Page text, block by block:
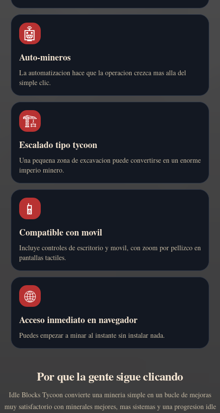
🤖
Auto-mineros
La automatizacion hace que la operacion crezca mas alla del
simple clic.
🏗️
Escalado tipo tycoon
Una pequena zona de excavacion puede convertirse en un enorme
imperio minero.
📱
Compatible con movil
Incluye controles de escritorio y movil, con zoom por pellizco en
pantallas tactiles.
🌐
Acceso inmediato en navegador
Puedes empezar a minar al instante sin instalar nada.
Por que la gente sigue clicando
Idle Blocks Tycoon convierte una mineria simple en un bucle de mejoras
muy satisfactorio con minerales mejores, mas sistemas y una progresion idle